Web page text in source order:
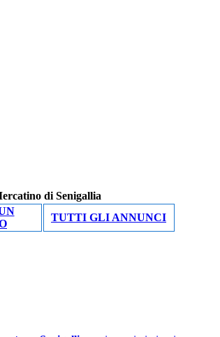
di Senigallia
TUTTI GLI ANNUNCI